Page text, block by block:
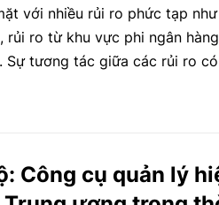
với nhiều rủi ro phức tạp
ro từ khu vực phi ngân
Sự tương tác giữa các rủi ro có
Công cụ quản lý